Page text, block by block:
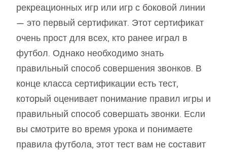
рекреационных игр или игр с боковой линии
— это первый сертификат. Этот сертификат
очень прост для всех, кто ранее играл в
футбол. Однако необходимо знать
правильный способ совершения звонков. В
конце класса сертификации есть тест,
который оценивает понимание правил игры и
правильный способ совершать звонки. Если
вы смотрите во время урока и понимаете
правила футбола, этот тест вам не составит